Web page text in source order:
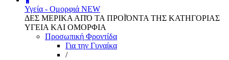
Υγεία - Ομορφιά NEW
ΔΕΣ ΜΕΡΙΚΑ ΑΠΌ ΤΑ ΠΡΟΪΌΝΤΑ ΤΗΣ ΚΑΤΗΓΟΡΙΑΣ
ΥΓΕΙΑ ΚΑΙ ΟΜΟΡΦΙΑ
Προσωπική Φροντίδα
Για την Γυναίκα
/